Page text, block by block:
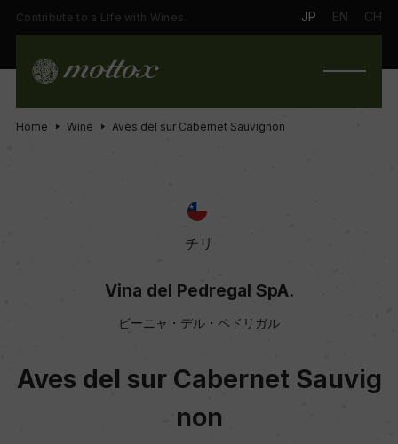
Contribute to a Life with Wines. JP EN CH
Home Wine Aves del sur Cabernet Sauvignon
チリ
Vina del Pedregal SpA.
ビーニャ・デル・ペドリガル
Aves del sur Cabernet Sauvig
non